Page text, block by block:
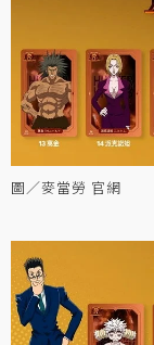
圖／麥當勞 官網